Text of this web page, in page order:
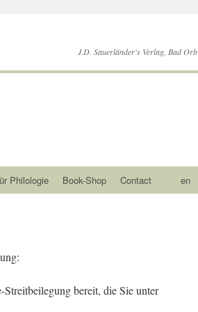
J.D. Sauerländer's Verlag, Bad Orb
Philologie Book-Shop Contact en
bereit, die Sie unter